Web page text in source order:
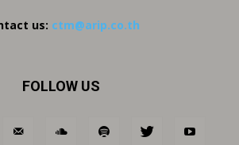
us: ctm@arip.co.th
FOLLOW US